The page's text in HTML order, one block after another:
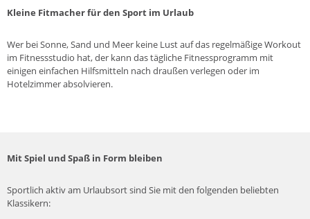
Kleine Fitmacher für den Sport im Urlaub
Wer bei Sonne, Sand und Meer keine Lust auf das regelmäßige Workout
im Fitnessstudio hat, der kann das tägliche Fitnessprogramm mit
einigen einfachen Hilfsmitteln nach draußen verlegen oder im
Hotelzimmer absolvieren.
Mit Spiel und Spaß in Form bleiben
Sportlich aktiv am Urlaubsort sind Sie mit den folgenden beliebten
Klassikern: